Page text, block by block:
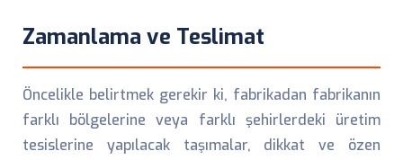
Zamanlama ve Teslimat
Öncelikle belirtmek gerekir ki, fabrikadan fabrikanın
farklı bölgelerine veya farklı şehirlerdeki üretim
tesislerine yapılacak taşımalar, dikkat ve özen